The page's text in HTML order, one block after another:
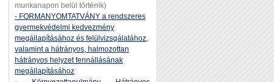
munkanapon belül történik)
- FORMANYOMTATVÁNY a rendszeres
gyermekvédelmi kedvezmény
megállapításához és felülvizsgálatához,
valamint a hátrányos, halmozottan
hátrányos helyzet fennállásának
megállapításához